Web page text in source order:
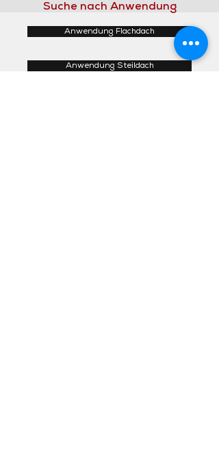
Suche nach Anwendung
Anwendung Flachdach
Anwendung Steildach